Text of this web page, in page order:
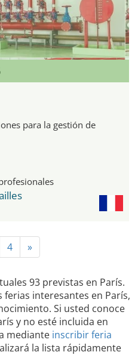
para la gestión de
4 »
93 previstas en París.
ferias interesantes en París,
Si usted conoce
y no esté incluida en
mediante inscribir feria
la lista rápidamente